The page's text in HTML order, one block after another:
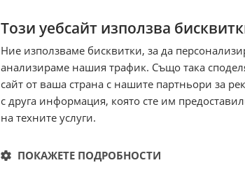
Новият доклад на
Този уебсайт използва
Ние използваме бисквитки, за да
анализираме нашия трафик. Също така
сайт от ваша страна с нашите партньори за
с друга информация, която сте им
на техните услуги.
ПОКАЖЕТЕ ПОДРОБНОСТИ